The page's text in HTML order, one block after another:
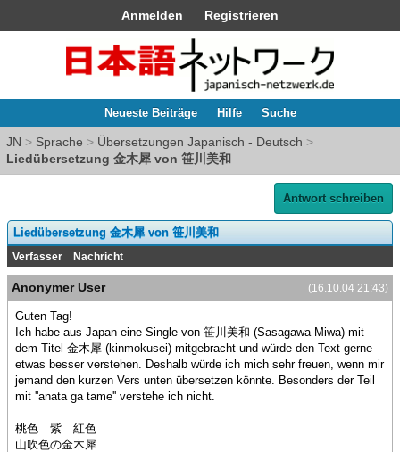
Anmelden Registrieren
Neueste Beiträge Hilfe Suche
JN > Sprache > Übersetzungen Japanisch - Deutsch >
Liedübersetzung 金木犀 von 笹川美和
Antwort schreiben
Liedübersetzung 金木犀 von 笹川美和
Verfasser Nachricht
(16.10.04 21:43)
Anonymer User
Guten Tag!
Ich habe aus Japan eine Single von 笹川美和 (Sasagawa Miwa) mit
dem Titel 金木犀 (kinmokusei) mitgebracht und würde den Text gerne
etwas besser verstehen. Deshalb würde ich mich sehr freuen, wenn mir
jemand den kurzen Vers unten übersetzen könnte. Besonders der Teil
mit ''anata ga tame'' verstehe ich nicht.
桃色 紫 紅色
山吹色の金木犀